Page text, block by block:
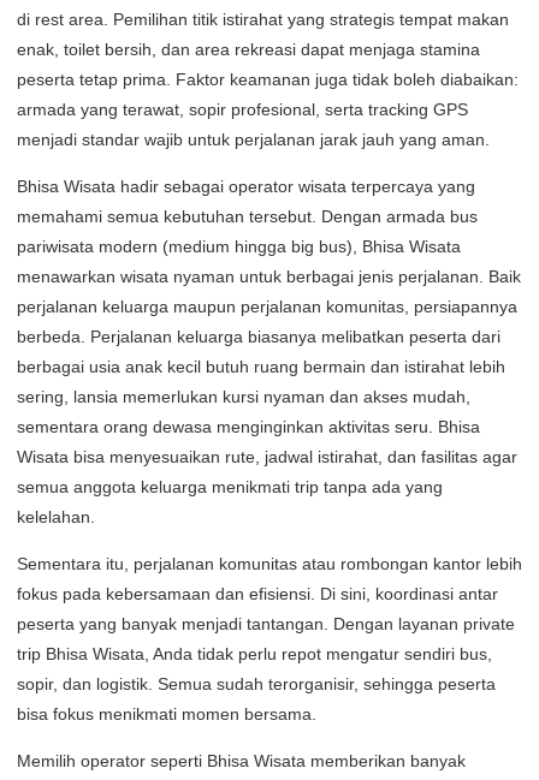
di rest area. Pemilihan titik istirahat yang strategis tempat makan
enak, toilet bersih, dan area rekreasi dapat menjaga stamina
peserta tetap prima. Faktor keamanan juga tidak boleh diabaikan:
armada yang terawat, sopir profesional, serta tracking GPS
menjadi standar wajib untuk perjalanan jarak jauh yang aman.
Bhisa Wisata hadir sebagai operator wisata terpercaya yang
memahami semua kebutuhan tersebut. Dengan armada bus
pariwisata modern (medium hingga big bus), Bhisa Wisata
menawarkan wisata nyaman untuk berbagai jenis perjalanan. Baik
perjalanan keluarga maupun perjalanan komunitas, persiapannya
berbeda. Perjalanan keluarga biasanya melibatkan peserta dari
berbagai usia anak kecil butuh ruang bermain dan istirahat lebih
sering, lansia memerlukan kursi nyaman dan akses mudah,
sementara orang dewasa menginginkan aktivitas seru. Bhisa
Wisata bisa menyesuaikan rute, jadwal istirahat, dan fasilitas agar
semua anggota keluarga menikmati trip tanpa ada yang
kelelahan.
Sementara itu, perjalanan komunitas atau rombongan kantor lebih
fokus pada kebersamaan dan efisiensi. Di sini, koordinasi antar
peserta yang banyak menjadi tantangan. Dengan layanan private
trip Bhisa Wisata, Anda tidak perlu repot mengatur sendiri bus,
sopir, dan logistik. Semua sudah terorganisir, sehingga peserta
bisa fokus menikmati momen bersama.
Memilih operator seperti Bhisa Wisata memberikan banyak